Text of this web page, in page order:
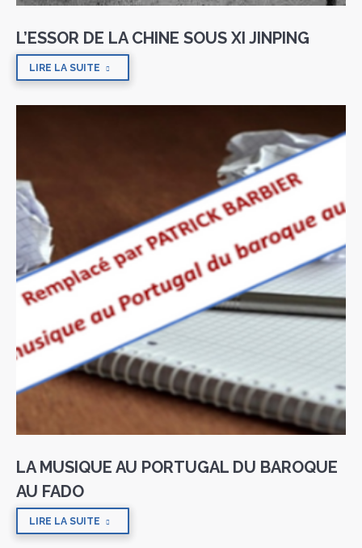
L’ESSOR DE LA CHINE SOUS XI JINPING
LIRE LA SUITE
LA MUSIQUE AU PORTUGAL DU BAROQUE
AU FADO
LIRE LA SUITE